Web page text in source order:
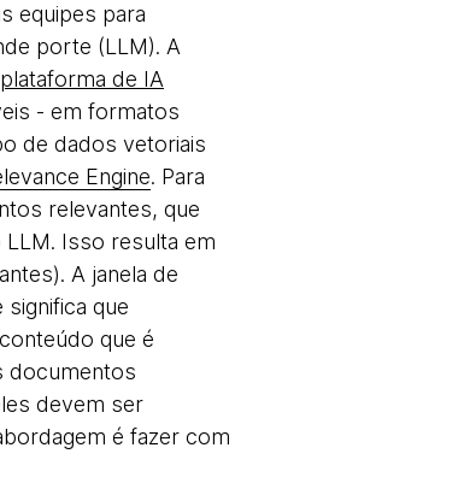
equipes para
porte (LLM). A
de IA
- em formatos
de dados vetoriais
Engine. Para
relevantes, que
Isso resulta em
A janela de
que
que é
documentos
devem ser
é fazer com